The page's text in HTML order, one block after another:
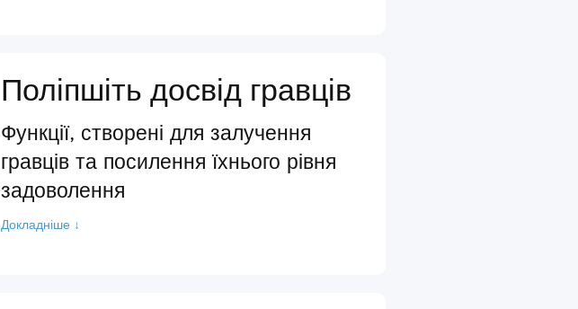
Поліпшіть досвід гравців
Функції, створені для залучення
гравців та посилення їхнього рівня
задоволення
Докладніше ↓